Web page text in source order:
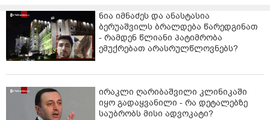
ნია იმნაძეს და ანასტასია
ბერუაშვილს ბრალდება წარედგინათ
- რამდენ წლიანი პატიმრობა
ემუქრებათ არასრულწლოვნებს?
ირაკლი ღარიბაშვილი კლინიკაში
იყო გადაყვანილი - რა დეტალებზე
საუბრობს მისი ადვოკატი?